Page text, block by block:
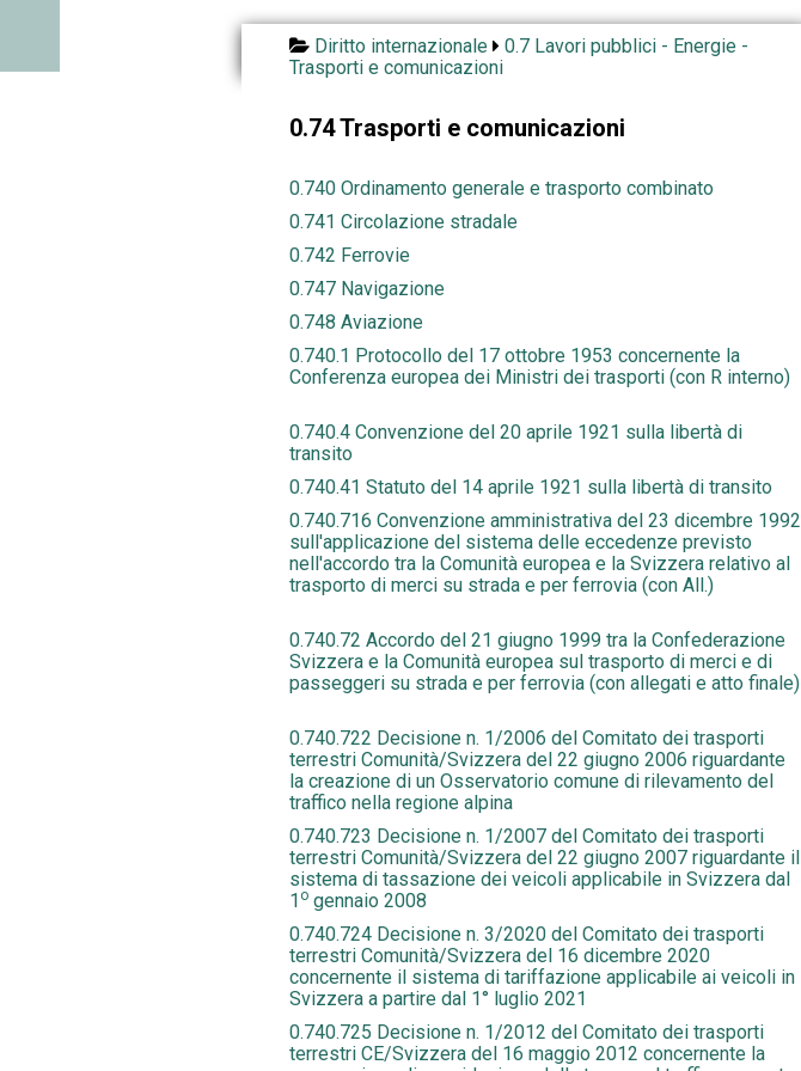
Diritto internazionale
0.7 Lavori pubblici - Energie -
Trasporti e comunicazioni
0.74 Trasporti e comunicazioni
0.740 Ordinamento generale e trasporto combinato
0.741 Circolazione stradale
0.742 Ferrovie
0.747 Navigazione
0.748 Aviazione
0.740.1 Protocollo del 17 ottobre 1953 concernente la
Conferenza europea dei Ministri dei trasporti (con R interno)
0.740.4 Convenzione del 20 aprile 1921 sulla libertà di
transito
0.740.41 Statuto del 14 aprile 1921 sulla libertà di transito
0.740.716 Convenzione amministrativa del 23 dicembre 1992
sull'applicazione del sistema delle eccedenze previsto
nell'accordo tra la Comunità europea e la Svizzera relativo al
trasporto di merci su strada e per ferrovia (con All.)
0.740.72 Accordo del 21 giugno 1999 tra la Confederazione
Svizzera e la Comunità europea sul trasporto di merci e di
passeggeri su strada e per ferrovia (con allegati e atto finale)
0.740.722 Decisione n. 1/2006 del Comitato dei trasporti
terrestri Comunità/Svizzera del 22 giugno 2006 riguardante
la creazione di un Osservatorio comune di rilevamento del
traffico nella regione alpina
0.740.723 Decisione n. 1/2007 del Comitato dei trasporti
terrestri Comunità/Svizzera del 22 giugno 2007 riguardante il
sistema di tassazione dei veicoli applicabile in Svizzera dal
1 ogennaio 2008
0.740.724 Decisione n. 3/2020 del Comitato dei trasporti
terrestri Comunità/Svizzera del 16 dicembre 2020
concernente il sistema di tariffazione applicabile ai veicoli in
Svizzera a partire dal 1° luglio 2021
0.740.725 Decisione n. 1/2012 del Comitato dei trasporti
terrestri CE/Svizzera del 16 maggio 2012 concernente la